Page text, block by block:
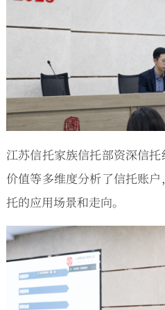
江苏信托家族信托部资深信托
价值等多维度分析了信托账
托的应用场景和走向。